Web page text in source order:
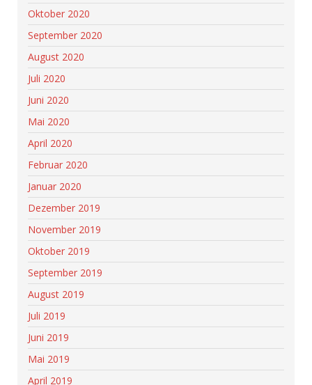
Oktober 2020
September 2020
August 2020
Juli 2020
Juni 2020
Mai 2020
April 2020
Februar 2020
Januar 2020
Dezember 2019
November 2019
Oktober 2019
September 2019
August 2019
Juli 2019
Juni 2019
Mai 2019
April 2019